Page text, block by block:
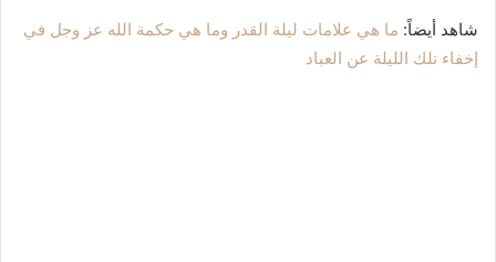
شاهد أيضاً: ما هي علامات ليلة القدر وما هي حكمة الله عز وجل في
إخفاء تلك الليلة عن العباد